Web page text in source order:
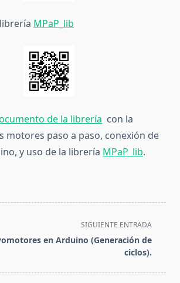
MPaP_lib
de la librería con la
motores paso a paso, conexión de
y uso de la librería MPaP_lib.
SIGUIENTE ENTRADA
en Arduino (Generación de
ciclos).